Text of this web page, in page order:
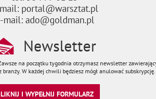
portal@warsztat.pl
mail: ado@goldman.pl
Newsletter
na początku tygodnia otrzymasz newsletter
W każdej chwili będziesz mógł anulować subskrypcję.
I WYPEŁNIJ FORMULARZ